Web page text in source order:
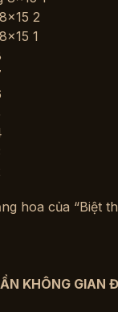
hoa của “Biệt
KHÔNG GIAN